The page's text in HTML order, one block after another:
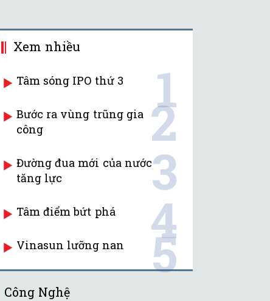
Xem nhiều
Tâm sóng IPO thứ 3 1
Bước ra vùng trũng gia
công
2
Đường đua mới của nước
tăng lực
3
Tâm điểm bứt phá 4
Vinasun lưỡng nan 5
Công Nghệ